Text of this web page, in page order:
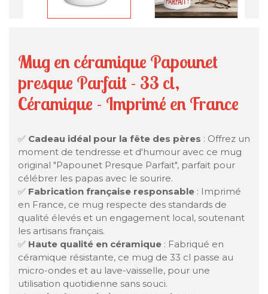
Mug en céramique Papounet
presque Parfait - 33 cl,
Céramique - Imprimé en France
✅ Cadeau idéal pour la fête des pères : Offrez un
moment de tendresse et d'humour avec ce mug
original "Papounet Presque Parfait", parfait pour
célébrer les papas avec le sourire.
✅ Fabrication française responsable : Imprimé
en France, ce mug respecte des standards de
qualité élevés et un engagement local, soutenant
les artisans français.
✅ Haute qualité en céramique : Fabriqué en
céramique résistante, ce mug de 33 cl passe au
micro-ondes et au lave-vaisselle, pour une
utilisation quotidienne sans souci.